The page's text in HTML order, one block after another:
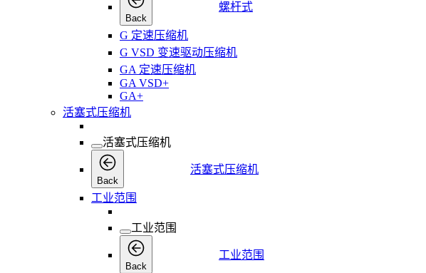
Back
螺杆式
G 定速压缩机
G VSD 变速驱动压缩机
GA 定速压缩机
GA VSD+
GA+
活塞式压缩机
活塞式压缩机
Back
活塞式压缩机
工业范围
工业范围
Back
工业范围